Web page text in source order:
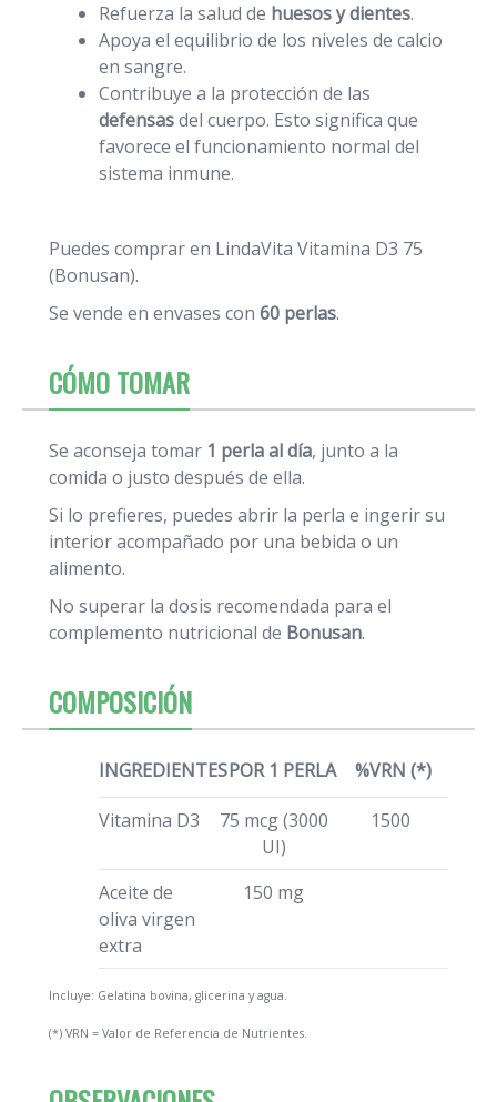
Refuerza la salud de huesos y dientes.
Apoya el equilibrio de los niveles de calcio
en sangre.
Contribuye a la protección de las
defensasdel cuerpo. Esto significa que
favorece el funcionamiento normal del
sistema inmune.
Puedes comprar en LindaVita Vitamina D3 75
(Bonusan).
Se vende en envases con 60 perlas.
CÓMO TOMAR
Se aconseja tomar 1 perla al día, junto a la
comida o justo después de ella.
Si lo prefieres, puedes abrir la perla e ingerir su
interior acompañado por una bebida o un
alimento.
No superar la dosis recomendada para el
complemento nutricional de Bonusan.
COMPOSICIÓN
INGREDIENTESPOR 1 PERLA %VRN (*)
Vitamina D3
75 mcg (3000
UI)
1500
Aceite de
oliva virgen
extra
150 mg
Incluye: Gelatina bovina, glicerina y agua.
(*) VRN = Valor de Referencia de Nutrientes.